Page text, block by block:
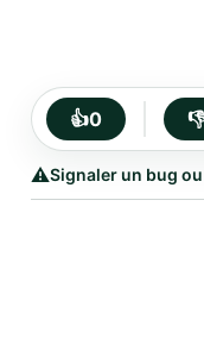
👍0
⚠️Signaler un bug